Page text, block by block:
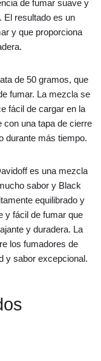
de fumar suave y
El resultado es un
y que proporciona
de 50 gramos, que
fumar. La mezcla se
fácil de cargar en la
con una tapa de cierre
durante más tiempo.
es una mezcla
sabor y Black
equilibrado y
y fácil de fumar que
y duradera. La
los fumadores de
y sabor excepcional.